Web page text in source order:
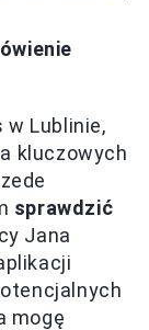
w Lublinie,
kluczowych
sprawdzić
Jana
mogę